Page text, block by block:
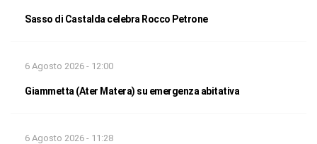
Sasso di Castalda celebra Rocco Petrone
6 Agosto 2026 - 12:00
Giammetta (Ater Matera) su emergenza abitativa
6 Agosto 2026 - 11:28